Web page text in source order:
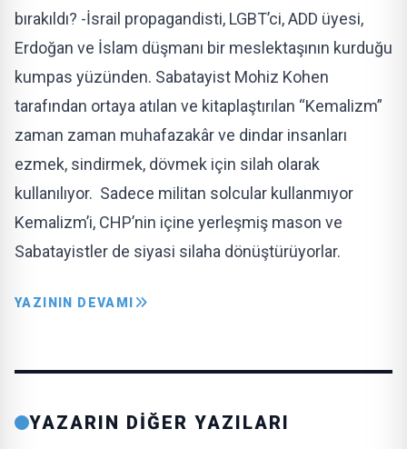
bırakıldı? -İsrail propagandisti, LGBT’ci, ADD üyesi,
Erdoğan ve İslam düşmanı bir meslektaşının kurduğu
kumpas yüzünden. Sabatayist Mohiz Kohen
tarafından ortaya atılan ve kitaplaştırılan “Kemalizm”
zaman zaman muhafazakâr ve dindar insanları
ezmek, sindirmek, dövmek için silah olarak
kullanılıyor. Sadece militan solcular kullanmıyor
Kemalizm’i, CHP’nin içine yerleşmiş mason ve
Sabatayistler de siyasi silaha dönüştürüyorlar.
YAZININ DEVAMI
YAZARIN DİĞER YAZILARI